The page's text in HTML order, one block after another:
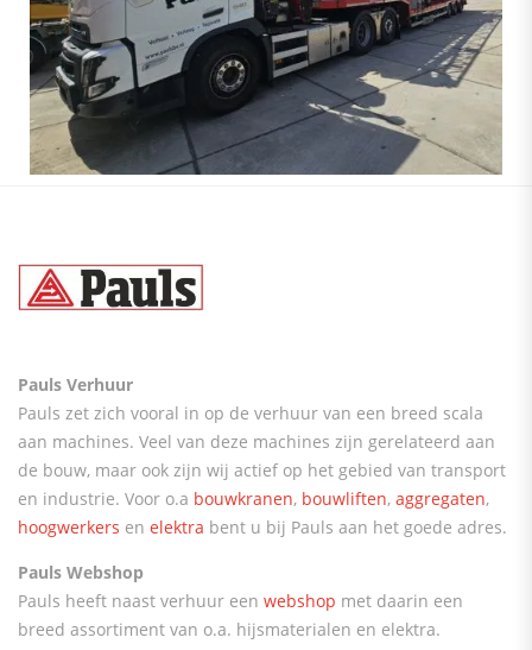
Pauls Verhuur
Pauls zet zich vooral in op de verhuur van een breed scala
aan machines. Veel van deze machines zijn gerelateerd aan
de bouw, maar ook zijn wij actief op het gebied van transport
en industrie. Voor o.a bouwkranen, bouwliften, aggregaten,
hoogwerkers en elektra bent u bij Pauls aan het goede adres.
Pauls Webshop
Pauls heeft naast verhuur een webshop met daarin een
breed assortiment van o.a. hijsmaterialen en elektra.